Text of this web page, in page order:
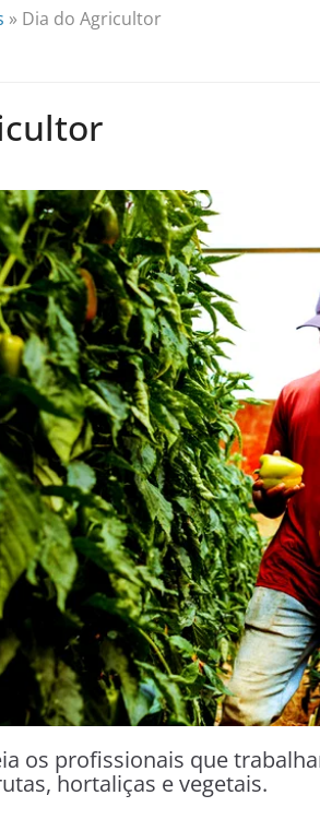
» Dia do Agricultor
os profissionais que
hortaliças e vegetais.